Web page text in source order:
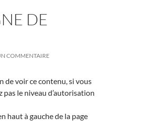
DE
COMMENTAIRE
de voir ce contenu, si vous
pas le niveau d’autorisation
haut à gauche de la page